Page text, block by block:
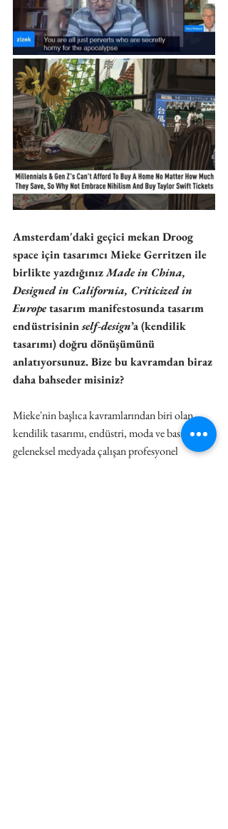
Amsterdam'daki geçici mekan Droog
space için tasarımcı Mieke Gerritzen ile
birlikte yazdığınız Made in China,
Designed in California, Criticized in
Europe tasarım manifestosunda tasarım
endüstrisinin self-design’a (kendilik
tasarımı) doğru dönüşümünü
anlatıyorsunuz. Bize bu kavramdan biraz
daha bahseder misiniz?
Mieke'nin başlıca kavramlarından biri olan
kendilik tasarımı, endüstri, moda ve basın gibi
geleneksel medyada çalışan profesyonel